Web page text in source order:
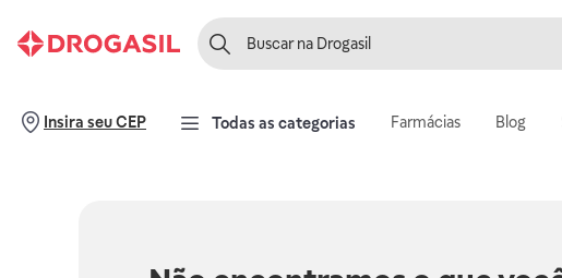
Insira seu CEP Todas as categorias Farmácias Blog